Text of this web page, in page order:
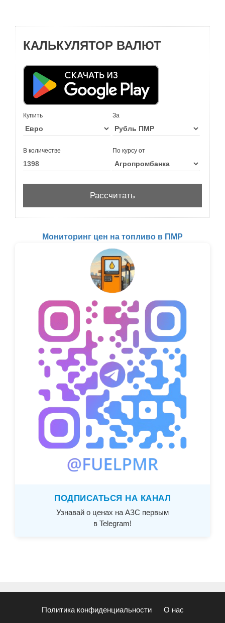
КАЛЬКУЛЯТОР ВАЛЮТ
Купить За
В количестве По курсу от
Мониторинг цен на топливо в ПМР
ПОДПИСАТЬСЯ НА КАНАЛ
Узнавай о ценах на АЗС первым
в Telegram!
Политика конфиденциальности О нас